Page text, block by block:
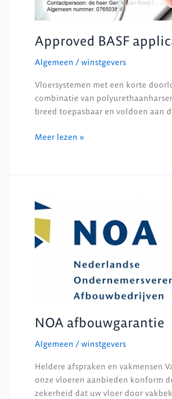
Approved BASF
Algemeen / winstgevers
Vloersystemen met een korte
combinatie van
breed toepasbaar en voldoen aan
Meer lezen »
NOA afbouwgarantie
Algemeen / winstgevers
Heldere afspraken en vakmensen
onze vloeren aanbieden konform
zekerheid dat uw vloer door
NOA
afbouwgarantie